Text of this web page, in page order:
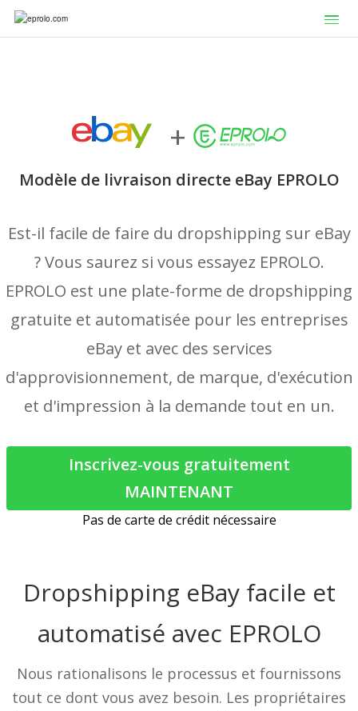
+
Modèle de livraison directe eBay EPROLO
Est-il facile de faire du dropshipping sur eBay
? Vous saurez si vous essayez EPROLO.
EPROLO est une plate-forme de dropshipping
gratuite et automatisée pour les entreprises
eBay et avec des services
d'approvisionnement, de marque, d'exécution
et d'impression à la demande tout en un.
Inscrivez-vous gratuitement
MAINTENANT
Pas de carte de crédit nécessaire
Dropshipping eBay facile et
automatisé avec EPROLO
Nous rationalisons le processus et fournissons
tout ce dont vous avez besoin. Les propriétaires